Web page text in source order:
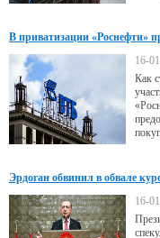
В приватизации «Роснефти»
16-
Как
Эрдоган обвинил в обвале
16-